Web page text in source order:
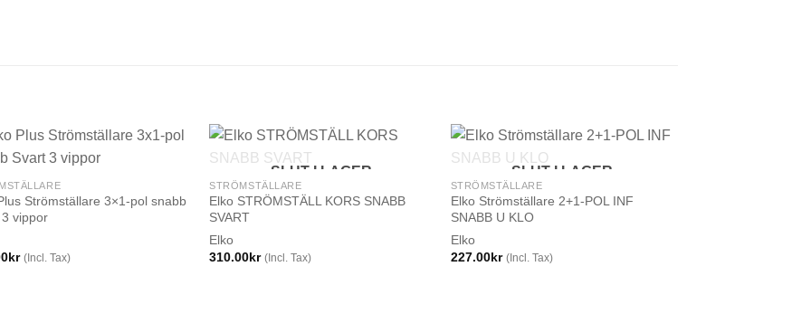
Strömställare 3×1-pol snabb
vippor
kr (Incl. Tax)
SLUT I LAGER
STRÖMSTÄLLARE
Elko STRÖMSTÄLL KORS SNABB
SVART
Elko
310.00kr (Incl. Tax)
SLUT I LAGER
STRÖMSTÄLLARE
Elko Strömställare 2+1-POL INF
SNABB U KLO
Elko
227.00kr (Incl. Tax)